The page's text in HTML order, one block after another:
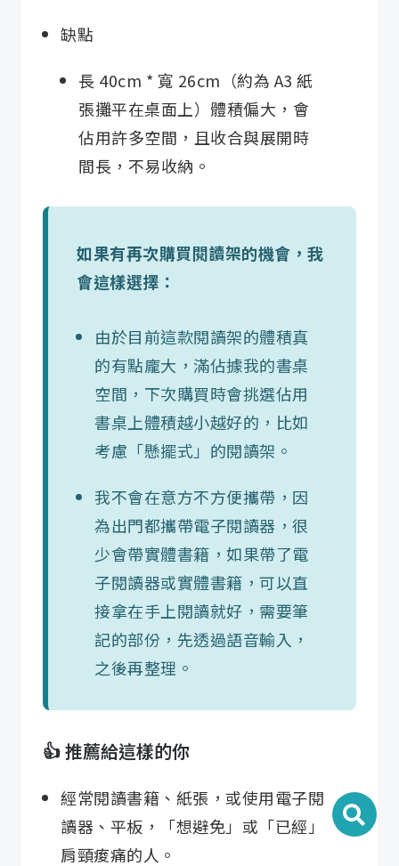
缺點
長 40cm * 寬 26cm（約為 A3 紙
張攤平在桌面上）體積偏大，會
佔用許多空間，且收合與展開時
間長，不易收納。
如果有再次購買閱讀架的機會，我
會這樣選擇：
由於目前這款閱讀架的體積真
的有點龐大，滿佔據我的書桌
空間，下次購買時會挑選佔用
書桌上體積越小越好的，比如
考慮「懸擺式」的閱讀架。
我不會在意方不方便攜帶，因
為出門都攜帶電子閱讀器，很
少會帶實體書籍，如果帶了電
子閱讀器或實體書籍，可以直
接拿在手上閱讀就好，需要筆
記的部份，先透過語音輸入，
之後再整理。
👍 推薦給這樣的你
經常閱讀書籍、紙張，或使用電子閱
讀器、平板，「想避免」或「已經」
肩頸痠痛的人。